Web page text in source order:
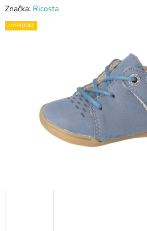
Značka: Ricosta
VÝPRODEJ